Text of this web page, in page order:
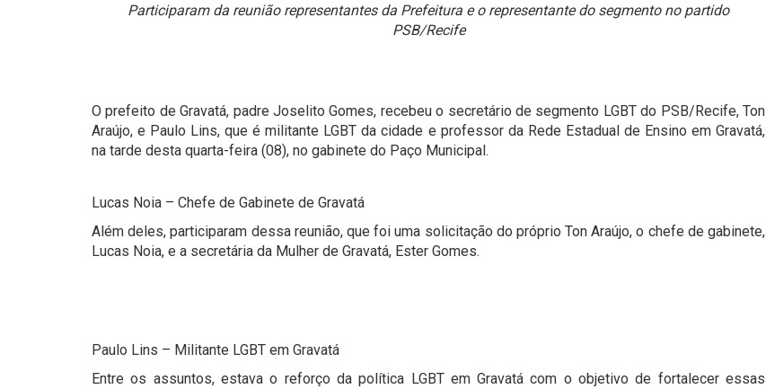
Participaram da reunião representantes da Prefeitura e o representante do segmento no partido
PSB/Recife
O prefeito de Gravatá, padre Joselito Gomes, recebeu o secretário de segmento LGBT do PSB/Recife, Ton
Araújo, e Paulo Lins, que é militante LGBT da cidade e professor da Rede Estadual de Ensino em Gravatá,
na tarde desta quarta-feira (08), no gabinete do Paço Municipal.
Lucas Noia – Chefe de Gabinete de Gravatá
Além deles, participaram dessa reunião, que foi uma solicitação do próprio Ton Araújo, o chefe de gabinete,
Lucas Noia, e a secretária da Mulher de Gravatá, Ester Gomes.
Paulo Lins – Militante LGBT em Gravatá
Entre os assuntos, estava o reforço da política LGBT em Gravatá com o objetivo de fortalecer essas